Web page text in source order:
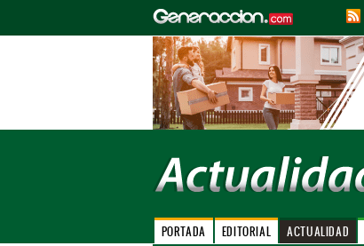
PORTADA EDITORIAL ACTUALIDAD